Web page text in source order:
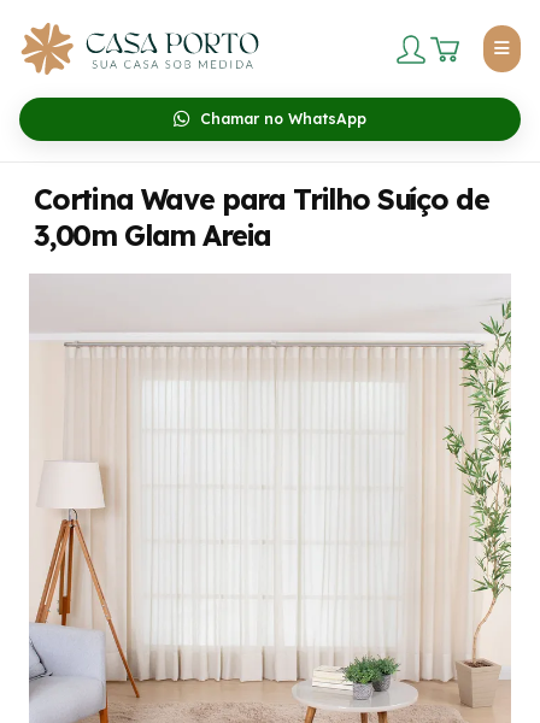
Chamar no WhatsApp
Cortina Wave para Trilho Suíço de
3,00m Glam Areia